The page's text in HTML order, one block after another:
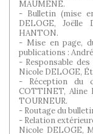
MAUMENÉ.
- Bulletin (mise
DELOGE, Joëlle
HANTON.
- Mise en page,
publications :
- Responsable
Nicole DELOGE,
- Réception du
COTTINET, Aline
TOURNEUR.
- Routage du
- Relation
Nicole DELOGE,